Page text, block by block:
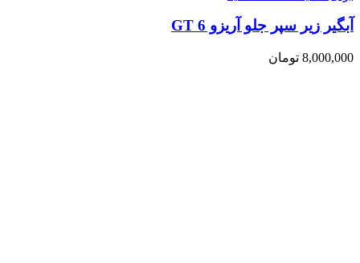
آبگیر زیر سپر جلو آریزو 6 GT
8,000,000 تومان